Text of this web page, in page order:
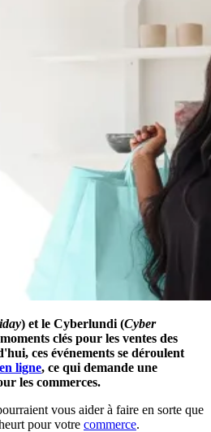
) et le Cyberlundi (Cyber
clés pour les ventes des
ces événements se déroulent
ligne, ce qui demande une
les commerces.
vous aider à faire en sorte que
pour votre commerce.